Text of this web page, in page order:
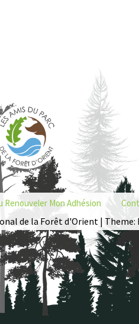
Renouveler Mon Adhésion
de la Forêt d'Orient |